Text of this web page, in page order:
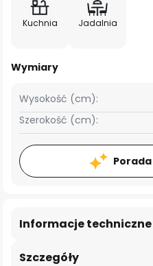
Kuchnia Jadalnia
Wymiary
Szerokość (cm):
Wysokość (cm):
Szczegóły
Informacje techniczne